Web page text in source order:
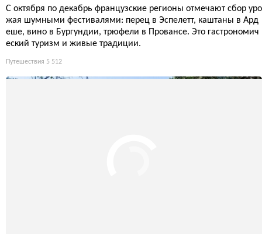
С октября по декабрь французские регионы отмечают сбор уро
жая шумными фестивалями: перец в Эспелетт, каштаны в Ард
еше, вино в Бургундии, трюфели в Провансе. Это гастрономич
еский туризм и живые традиции.
Путешествия 5 512